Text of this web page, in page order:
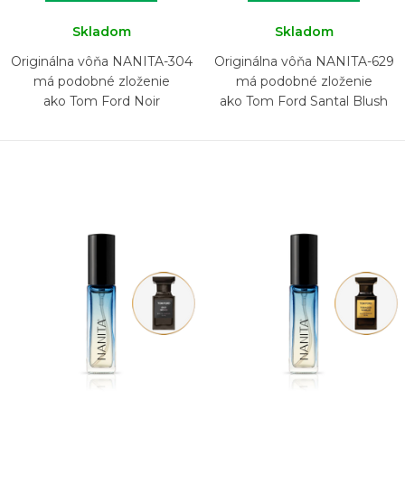
Skladom
Originálna vôňa NANITA-304
má podobné zloženie
ako Tom Ford Noir
Skladom
Originálna vôňa NANITA-629
má podobné zloženie
ako Tom Ford Santal Blush